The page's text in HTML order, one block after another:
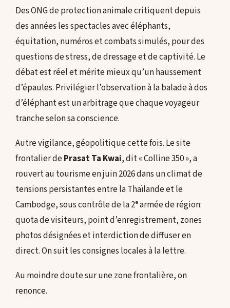
Des ONG de protection animale critiquent depuis
des années les spectacles avec éléphants,
équitation, numéros et combats simulés, pour des
questions de stress, de dressage et de captivité. Le
débat est réel et mérite mieux qu’un haussement
d’épaules. Privilégier l’observation à la balade à dos
d’éléphant est un arbitrage que chaque voyageur
tranche selon sa conscience.
Autre vigilance, géopolitique cette fois. Le site
frontalier dePrasat Ta Kwai, dit « Colline 350 », a
rouvert au tourisme en juin 2026 dans un climat de
tensions persistantes entre la Thaïlande et le
Cambodge, sous contrôle de la 2ᵉ armée de région:
quota de visiteurs, point d’enregistrement, zones
photos désignées et interdiction de diffuser en
direct. On suit les consignes locales à la lettre.
Au moindre doute sur une zone frontalière, on
renonce.